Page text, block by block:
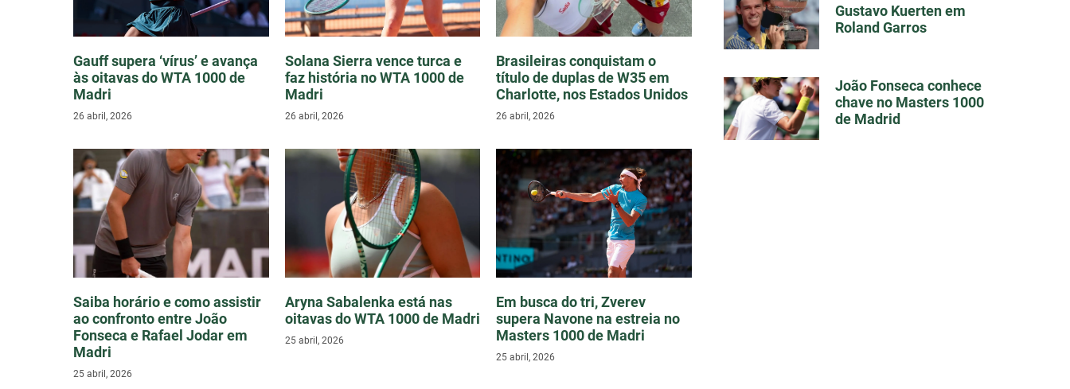
Gauff supera ‘vírus’ e avança
às oitavas do WTA 1000 de
Madri
26 abril, 2026
Solana Sierra vence turca e
faz história no WTA 1000 de
Madri
26 abril, 2026
Brasileiras conquistam o
título de duplas de W35 em
Charlotte, nos Estados Unidos
26 abril, 2026
Saiba horário e como assistir
ao confronto entre João
Fonseca e Rafael Jodar em
Madri
25 abril, 2026
Aryna Sabalenka está nas
oitavas do WTA 1000 de Madri
25 abril, 2026
Em busca do tri, Zverev
supera Navone na estreia no
Masters 1000 de Madri
25 abril, 2026
Gustavo Kuerten em
Roland Garros
João Fonseca conhece
chave no Masters 1000
de Madrid